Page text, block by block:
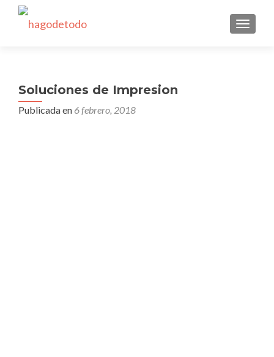
Soluciones de Impresion
Publicada en 6 febrero, 2018